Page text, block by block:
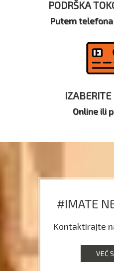
PODRŠKA
Putem
IZABERITE
Online ili
#IMATE
Kontaktirajte
VEĆ